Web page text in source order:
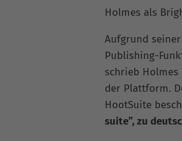
Holmes als
Aufgrund
Publishing-
schrieb Holmes
der Plattform.
HootSuite
suite”, zu